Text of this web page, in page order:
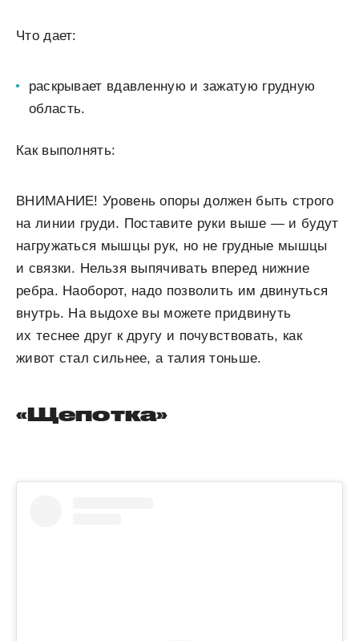
Что дает:
раскрывает вдавленную и зажатую грудную
область.
Как выполнять:
ВНИМАНИЕ! Уровень опоры должен быть строго
на линии груди. Поставите руки выше — и будут
нагружаться мышцы рук, но не грудные мышцы
и связки. Нельзя выпячивать вперед нижние
ребра. Наоборот, надо позволить им двинуться
внутрь. На выдохе вы можете придвинуть
их теснее друг к другу и почувствовать, как
живот стал сильнее, а талия тоньше.
«Щепотка»